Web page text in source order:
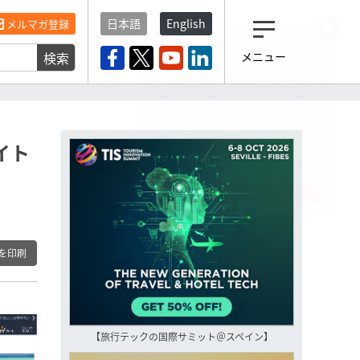
メルマガ登録
検索
日本語 English
メニュー
ト
印刷
【旅行テックの国際サミット＠スペイン】
観光産業ニュース「トラベ
登録済みですよね？
もし未だ登録していないなら…
いますぐ登録する